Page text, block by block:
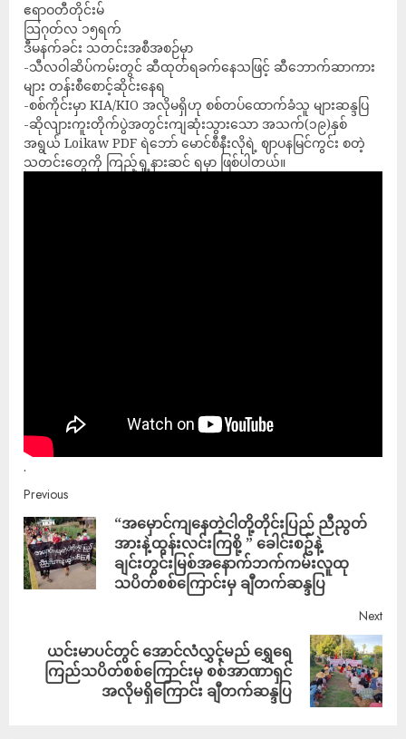
ဧရာဝတီတိုင်းမ်
သြဂုတ်လ ၁၅ရက်
ဒီမနက်ခင်း သတင်းအစီအစဉ်မှာ
-သီလဝါဆိပ်ကမ်းတွင် ဆီထုတ်ရခက်နေသဖြင့် ဆီဘောက်ဆာကား
များ တန်းစီစောင့်ဆိုင်းနေရ
-စစ်ကိုင်းမှာ KIA/KIO အလိုမရှိဟု စစ်တပ်ထောက်ခံသူ များဆန္ဒပြ
-ဆိုလျားကူးတိုက်ပွဲအတွင်းကျဆုံးသွားသော အသက်(၁၉)နှစ်
အရွယ် Loikaw PDF ရဲဘော် မောင်စီနီးလိုရဲ့ ဈာပနမြင်ကွင်း စတဲ့
သတင်းတွေကို ကြည့်ရှု့နားဆင် ရမှာ ဖြစ်ပါတယ်။
.
Previous
“အမှောင်ကျနေတဲ့ငါတို့တိုင်းပြည် ညီညွတ်
အားနဲ့ထွန်းလင်းကြစို့ ” ခေါင်းစဥ်နဲ့
ချင်းတွင်းမြစ်အနောက်ဘက်ကမ်းလူထု
သပိတ်စစ်ကြောင်းမှ ချီတက်ဆန္ဒပြ
Next
ယင်းမာပင်တွင် အောင်လံလွှင့်မည် ရွှေရေ
ကြည်သပိတ်စစ်ကြောင်းမှ စစ်အာဏာရှင်
အလိုမရှိကြောင်း ချီတက်ဆန္ဒပြ